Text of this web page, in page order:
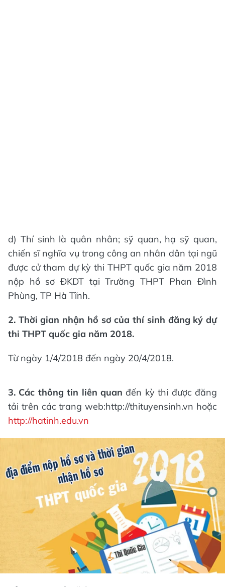
d) Thí sinh là quân nhân; sỹ quan, hạ sỹ quan,
chiến sĩ nghĩa vụ trong công an nhân dân tại ngũ
được cử tham dự kỳ thi THPT quốc gia năm 2018
nộp hồ sơ ĐKDT tại Trường THPT Phan Đình
Phùng, TP Hà Tĩnh.
2. Thời gian nhận hồ sơ của thí sinh đăng ký dự
thi THPT quốc gia năm 2018.
Từ ngày 1/4/2018 đến ngày 20/4/2018.
3. Các thông tin liên quan đến kỳ thi được đăng
tải trên các trang web:http://thituyensinh.vn hoặc
http://hatinh.edu.vn